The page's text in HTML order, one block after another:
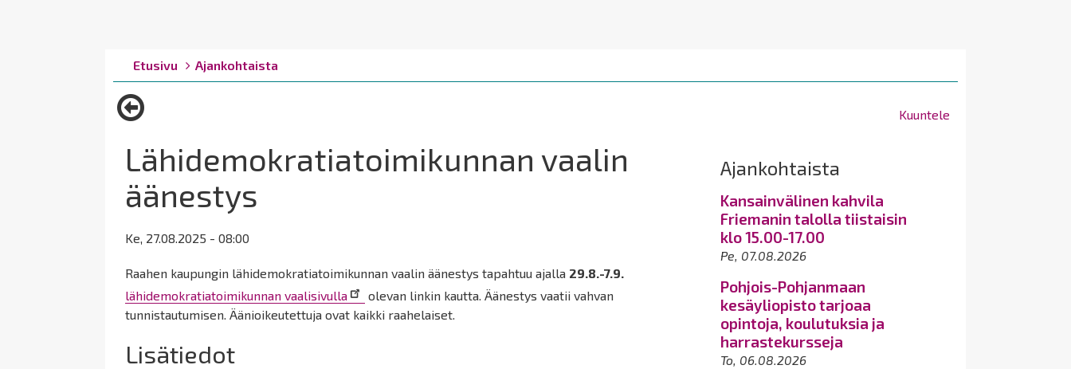
Breadcrumbs
You
are
here:
Etusivu Ajankohtaista
Kuuntele
Lähidemokratiatoimikunnan vaalin
äänestys
Ke, 27.08.2025 - 08:00
Raahen kaupungin lähidemokratiatoimikunnan vaalin äänestys tapahtuu ajalla 29.8.-7.9.
lähidemokratiatoimikunnan vaalisivulla
olevan linkin kautta. Äänestys vaatii vahvan
tunnistautumisen. Äänioikeutettuja ovat kaikki raahelaiset.
Lisätiedot
Ajankohtaista
Kansainvälinen kahvila
Friemanin talolla tiistaisin
klo 15.00-17.00
Pe, 07.08.2026
Pohjois-Pohjanmaan
kesäyliopisto tarjoaa
opintoja, koulutuksia ja
harrastekursseja
To, 06.08.2026